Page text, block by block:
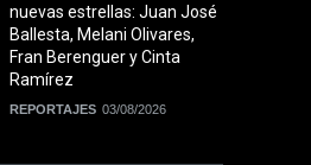
nuevas estrellas: Juan José
Ballesta, Melani Olivares,
Fran Berenguer y Cinta
Ramírez
REPORTAJES 03/08/2026